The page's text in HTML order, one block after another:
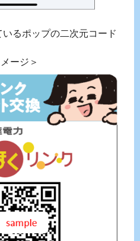
るポップの二次元コード
ージ＞